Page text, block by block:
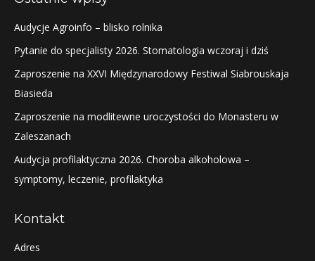
Audycje Agroinfo – blisko rolnika
Pytanie do specjalisty 2026. Stomatologia wczoraj i dziś
Zaproszenie na XXVI Międzynarodowy Festiwal Siabrouskaja
Biasieda
Zaproszenie na modlitewne uroczystości do Monasteru w
Zaleszanach
Audycja profilaktyczna 2026. Choroba alkoholowa –
symptomy, leczenie, profilaktyka
Kontakt
Adres